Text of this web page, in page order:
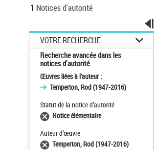
1 Notices d'autorité
VOTRE RECHERCHE
Recherche avancée dans les
notices d’autorité
Œuvres liées à l'auteur :
Temperton, Rod (1947-2016)
Statut de la notice d’autorité
Notice élémentaire
Auteur d’œuvre
Temperton, Rod (1947-2016)